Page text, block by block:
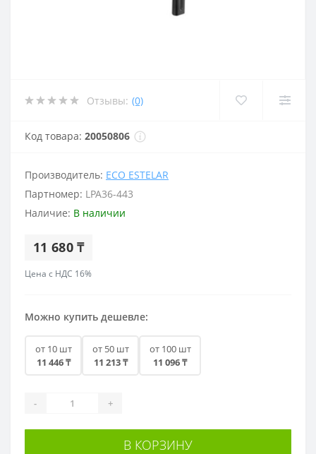
Отзывы: (0)
Код товара: 20050806
Производитель: ECO ESTELAR
Партномер: LPA36-443
Наличие: В наличии
11 680 ₸
Цена с НДС 16%
Можно купить дешевле:
от 10 шт
11 446 ₸
от 50 шт
11 213 ₸
от 100 шт
11 096 ₸
- +
В КОРЗИНУ